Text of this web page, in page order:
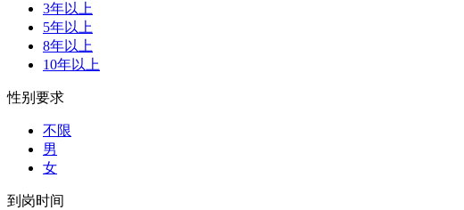
3年以上
5年以上
8年以上
10年以上
性别要求
不限
男
女
到岗时间